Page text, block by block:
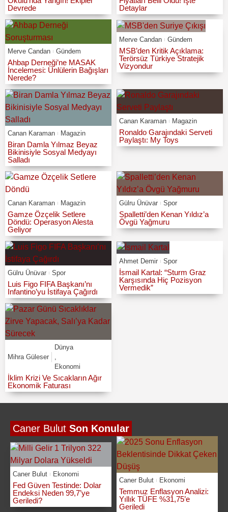
Devrede
Detaylar
Merve Candan Gündem
Ahbap Derneği’ne MASAK
İncelemesi: Ünlülerin Bağışları
Nerede?
Merve Candan Gündem
MSB’den Kritik Açıklama:
Terörsüz Türkiye Stratejik
Vizyondur
Canan Karaman Magazin
Biran Damla Yılmaz Beyaz
Bikinisiyle Sosyal Medyayı
Salladı
Canan Karaman Magazin
Ronaldo Garajındaki Serveti
Paylaştı: My Toys
Canan Karaman Magazin
Gamze Özçelik Setlere
Döndü: Operasyon Alesta
Geliyor
Gülru Ünüvar Spor
Spalletti’den Kenan Yıldız’a
Övgü Yağmuru
Gülru Ünüvar Spor
Luis Figo FIFA Başkanı’nı
Infantino’yu İstifaya Çağırdı
Ahmet Demir Spor
İsmail Kartal: “Sturm Graz
Karşısında Hiç Pozisyon
Vermedik”
Mihra Güleser
Dünya
,
Ekonomi
İklim Krizi Ve Sıcakların Ağır
Ekonomik Faturası
Caner Bulut Son Konular
Caner Bulut Ekonomi
Fed Güven Testinde: Dolar
Endeksi Neden 99,7’ye
Geriledi?
Caner Bulut Ekonomi
Temmuz Enflasyon Analizi:
Yıllık TÜFE %31,75’e
Geriledi